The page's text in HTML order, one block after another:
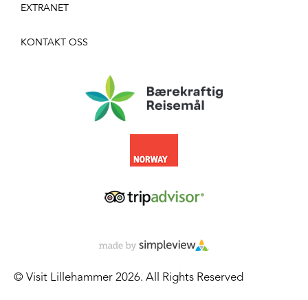
EXTRANET
KONTAKT OSS
© Visit Lillehammer 2026. All Rights Reserved